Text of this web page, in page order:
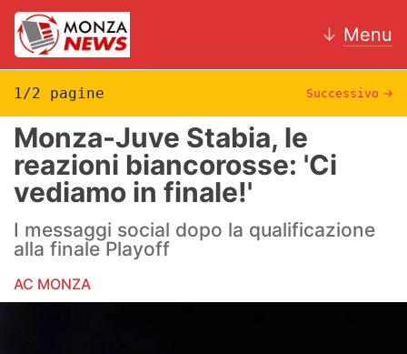
↓ Menu
News
AC Monza
Calcio
Motori
1/2 pagine Successivo →
Monza-Juve Stabia, le
reazioni biancorosse: 'Ci
vediamo in finale!'
I messaggi social dopo la qualificazione
alla finale Playoff
AC MONZA